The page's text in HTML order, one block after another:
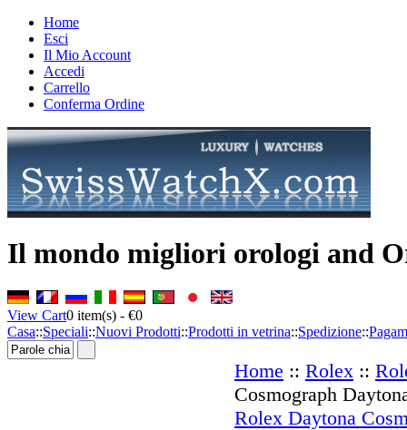
Home
Esci
Il Mio Account
Accedi
Carrello
Conferma Ordine
Il mondo migliori orologi and
View Cart0 item(s) - €0
Casa::Speciali::Nuovi Prodotti::Prodotti in vetrina::Spedizione::
Home :: Rolex ::
Cosmograph
Rolex Daytona